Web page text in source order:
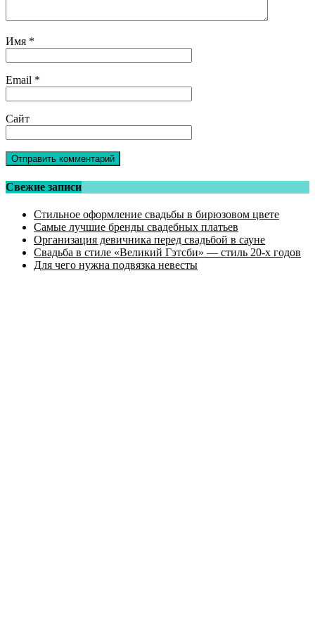
Имя *
Email *
Сайт
Свежие записи
Стильное оформление свадьбы в бирюзовом цвете
Самые лучшие бренды свадебных платьев
Организация девичника перед свадьбой в сауне
Свадьба в стиле «Великий Гэтсби» — стиль 20-х годов
Для чего нужна подвязка невесты